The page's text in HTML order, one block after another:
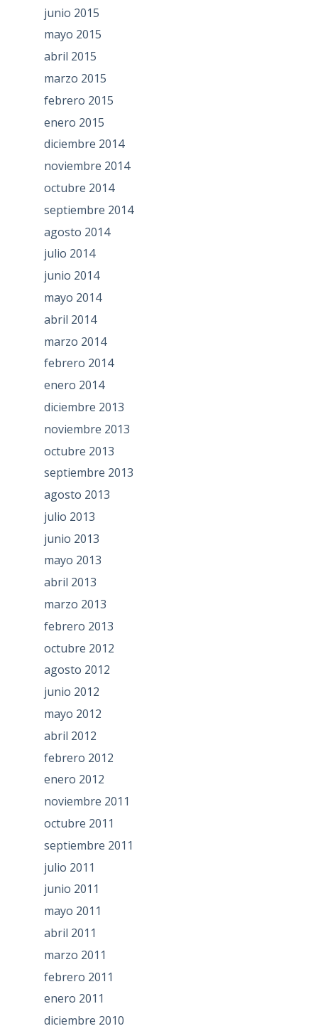
junio 2015
mayo 2015
abril 2015
marzo 2015
febrero 2015
enero 2015
diciembre 2014
noviembre 2014
octubre 2014
septiembre 2014
agosto 2014
julio 2014
junio 2014
mayo 2014
abril 2014
marzo 2014
febrero 2014
enero 2014
diciembre 2013
noviembre 2013
octubre 2013
septiembre 2013
agosto 2013
julio 2013
junio 2013
mayo 2013
abril 2013
marzo 2013
febrero 2013
octubre 2012
agosto 2012
junio 2012
mayo 2012
abril 2012
febrero 2012
enero 2012
noviembre 2011
octubre 2011
septiembre 2011
julio 2011
junio 2011
mayo 2011
abril 2011
marzo 2011
febrero 2011
enero 2011
diciembre 2010